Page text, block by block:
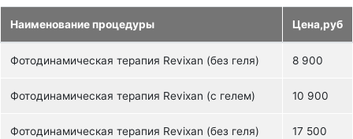
Наименование процедуры Цена,руб
Фотодинамическая терапия Revixan (без геля) 8 900
Фотодинамическая терапия Revixan (с гелем) 10 900
Фотодинамическая терапия Revixan (без геля)
17 500